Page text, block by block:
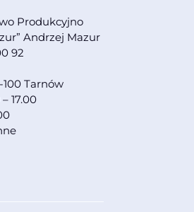
Produkcyjno
Andrzej Mazur
92
100 Tarnów
17.00